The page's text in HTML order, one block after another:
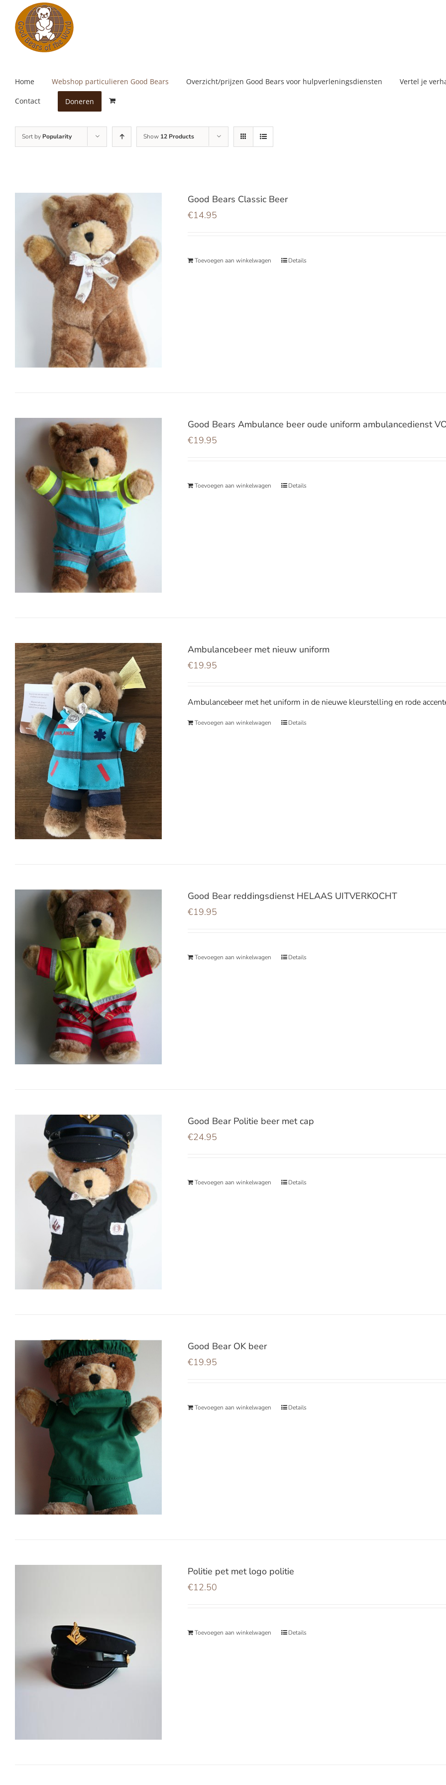
content
Home Webshop particulieren Good Bears Overzicht/prijzen Good Bears voor hulpverleningsdiensten Vertel je
Contact Doneren
Sort by Popularity Show 12 Products
Good Bears Classic Beer
€14.95
Toevoegen aan winkelwagen Details
Good Bears Ambulance beer oude uniform ambulancedienst
€19.95
Toevoegen aan winkelwagen Details
Ambulancebeer met nieuw uniform
€19.95
Ambulancebeer met het uniform in de nieuwe kleurstelling en rode
Toevoegen aan winkelwagen Details
Good Bear reddingsdienst HELAAS UITVERKOCHT
€19.95
Toevoegen aan winkelwagen Details
Good Bear Politie beer met cap
€24.95
Toevoegen aan winkelwagen Details
Good Bear OK beer
€19.95
Toevoegen aan winkelwagen Details
Politie pet met logo politie
€12.50
Toevoegen aan winkelwagen Details